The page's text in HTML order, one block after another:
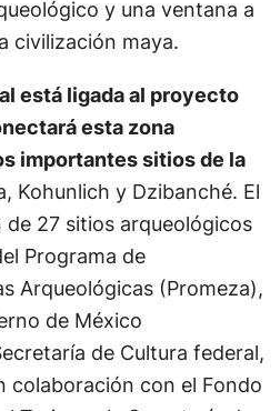
y una ventana a
civilización maya.
está ligada al proyecto
esta zona
importantes sitios de la
Kohunlich y Dzibanché. El
27 sitios arqueológicos
Programa de
Arqueológicas (Promeza),
de México
de Cultura federal,
colaboración con el Fondo